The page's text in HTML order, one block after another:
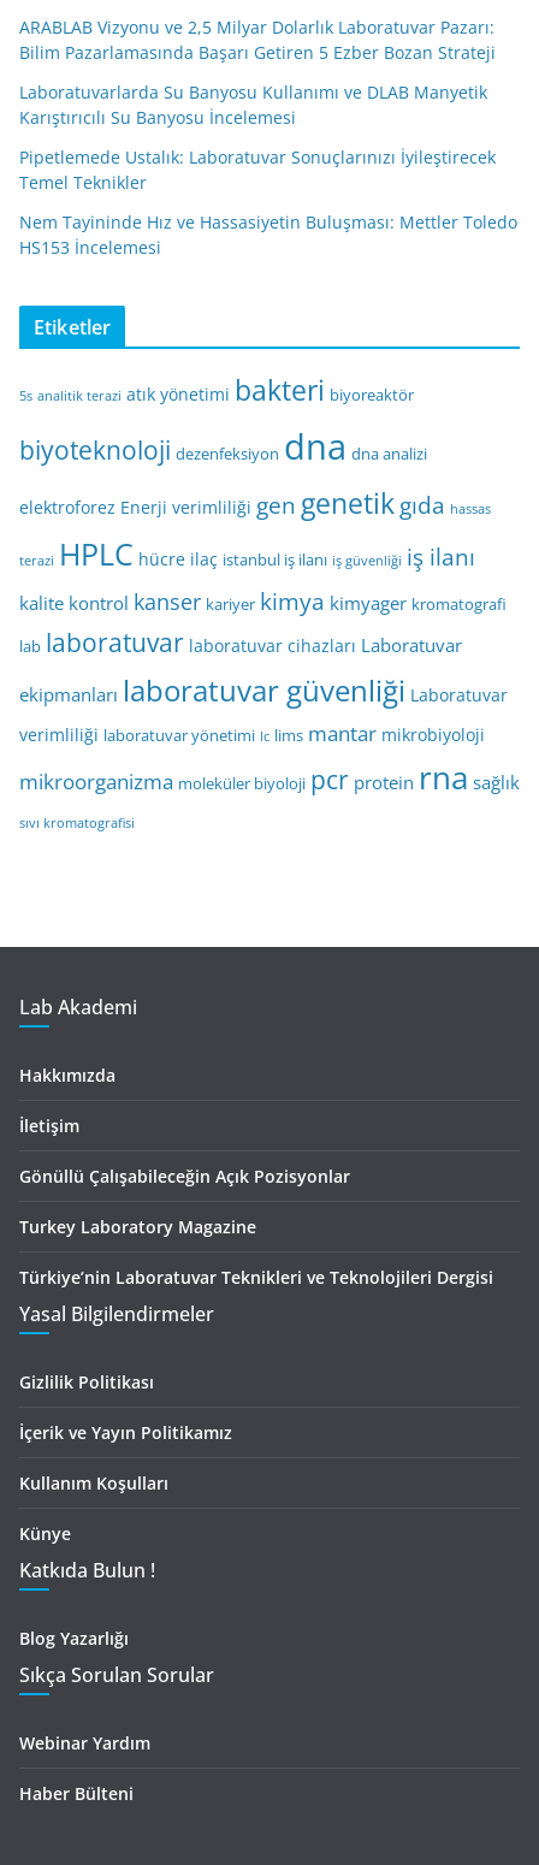
ARABLAB Vizyonu ve 2,5 Milyar Dolarlık Laboratuvar Pazarı:
Bilim Pazarlamasında Başarı Getiren 5 Ezber Bozan Strateji
Laboratuvarlarda Su Banyosu Kullanımı ve DLAB Manyetik
Karıştırıcılı Su Banyosu İncelemesi
Pipetlemede Ustalık: Laboratuvar Sonuçlarınızı İyileştirecek
Temel Teknikler
Nem Tayininde Hız ve Hassasiyetin Buluşması: Mettler Toledo
HS153 İncelemesi
Etiketler
5s analitik terazi atık yönetimi bakteri biyoreaktör
biyoteknoloji dezenfeksiyon dna dna analizi
elektroforez Enerji verimliliği gen genetikgıda hassas
terazi HPLC hücre ilaç istanbul iş ilanı iş güvenliği iş ilanı
kalite kontrol kanser kariyer kimya kimyager kromatografi
lab laboratuvar laboratuvar cihazları Laboratuvar
ekipmanları laboratuvar güvenliği Laboratuvar
verimliliği laboratuvar yönetimi lc lims mantar mikrobiyoloji
mikroorganizma moleküler biyoloji pcr protein rna sağlık
sıvı kromatografisi
Lab Akademi
Hakkımızda
İletişim
Gönüllü Çalışabileceğin Açık Pozisyonlar
Turkey Laboratory Magazine
Türkiye’nin Laboratuvar Teknikleri ve Teknolojileri Dergisi
Yasal Bilgilendirmeler
Gizlilik Politikası
İçerik ve Yayın Politikamız
Kullanım Koşulları
Künye
Katkıda Bulun !
Blog Yazarlığı
Sıkça Sorulan Sorular
Webinar Yardım
Haber Bülteni